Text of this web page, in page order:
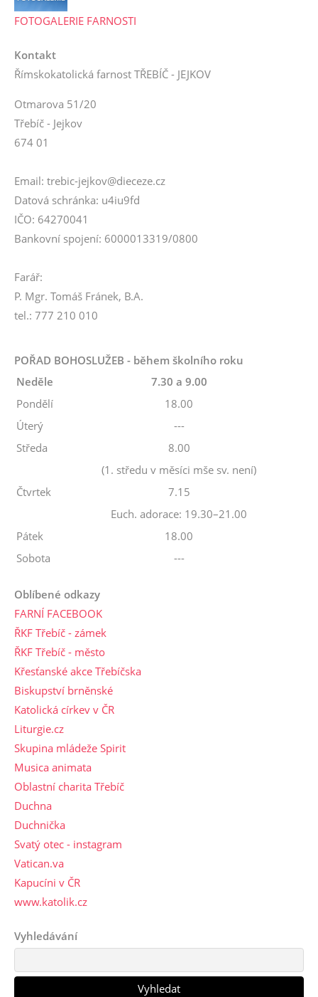
FOTOGALERIE FARNOSTI
Kontakt
Římskokatolická farnost TŘEBÍČ - JEJKOV
Otmarova 51/20
Třebíč - Jejkov
674 01
Email: trebic-jejkov@dieceze.cz
Datová schránka: u4iu9fd
IČO: 64270041
Bankovní spojení: 6000013319/0800
Farář:
P. Mgr. Tomáš Fránek, B.A.
tel.: 777 210 010
POŘAD BOHOSLUŽEB - během školního roku
Neděle
7.30 a 9.00
Pondělí
18.00
Úterý
---
Středa
8.00
(1. středu v měsíci mše sv. není)
Čtvrtek
7.15
Euch. adorace: 19.30–21.00
Pátek
18.00
Sobota
---
Oblíbené odkazy
FARNÍ FACEBOOK
ŘKF Třebíč - zámek
ŘKF Třebíč - město
Křesťanské akce Třebíčska
Biskupství brněnské
Katolická církev v ČR
Liturgie.cz
Skupina mládeže Spirit
Musica animata
Oblastní charita Třebíč
Duchna
Duchnička
Svatý otec - instagram
Vatican.va
Kapucíni v ČR
www.katolik.cz
Vyhledávání